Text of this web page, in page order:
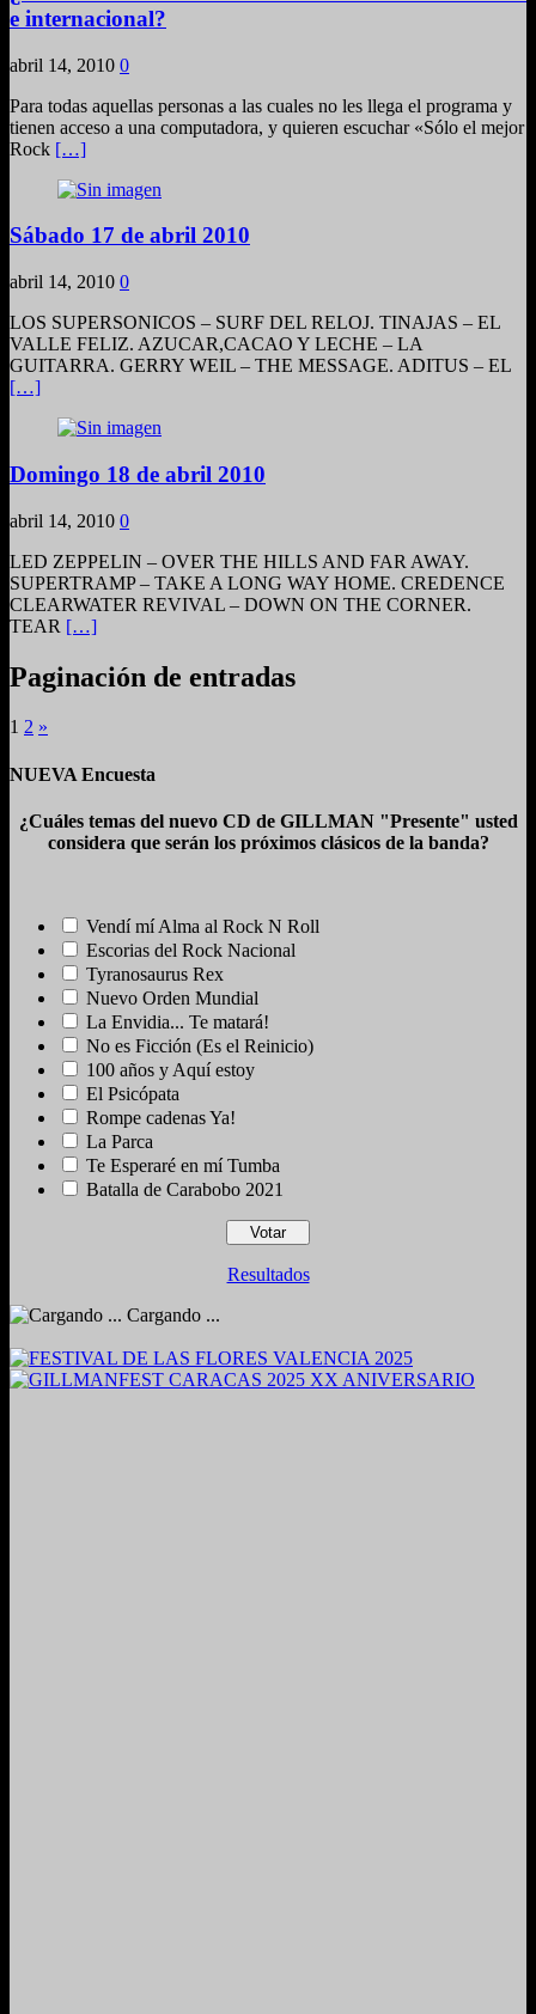
e internacional?
abril 14, 2010 0
Para todas aquellas personas a las cuales no les llega el programa y
tienen acceso a una computadora, y quieren escuchar «Sólo el mejor
Rock […]
Sábado 17 de abril 2010
abril 14, 2010 0
LOS SUPERSONICOS – SURF DEL RELOJ. TINAJAS – EL
VALLE FELIZ. AZUCAR,CACAO Y LECHE – LA
GUITARRA. GERRY WEIL – THE MESSAGE. ADITUS – EL
[…]
Domingo 18 de abril 2010
abril 14, 2010 0
LED ZEPPELIN – OVER THE HILLS AND FAR AWAY.
SUPERTRAMP – TAKE A LONG WAY HOME. CREDENCE
CLEARWATER REVIVAL – DOWN ON THE CORNER.
TEAR […]
Paginación de entradas
1 2 »
NUEVA Encuesta
¿Cuáles temas del nuevo CD de GILLMAN "Presente" usted
considera que serán los próximos clásicos de la banda?
Vendí mí Alma al Rock N Roll
Escorias del Rock Nacional
Tyranosaurus Rex
Nuevo Orden Mundial
La Envidia... Te matará!
No es Ficción (Es el Reinicio)
100 años y Aquí estoy
El Psicópata
Rompe cadenas Ya!
La Parca
Te Esperaré en mí Tumba
Batalla de Carabobo 2021
Resultados
Cargando ...